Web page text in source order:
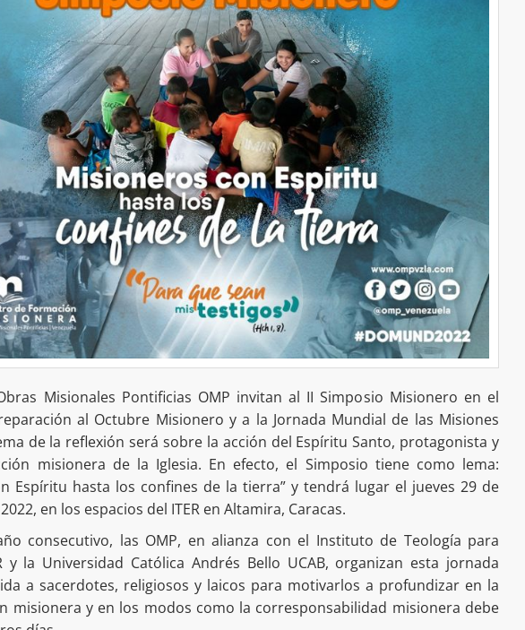
Misionales Pontificias OMP invitan al II Simposio Misionero en el
al Octubre Misionero y a la Jornada Mundial de las Misiones
de la reflexión será sobre la acción del Espíritu Santo, protagonista y
misionera de la Iglesia. En efecto, el Simposio tiene como lema:
Espíritu hasta los confines de la tierra” y tendrá lugar el jueves 29 de
en los espacios del ITER en Altamira, Caracas.
consecutivo, las OMP, en alianza con el Instituto de Teología para
y la Universidad Católica Andrés Bello UCAB, organizan esta jornada
a sacerdotes, religiosos y laicos para motivarlos a profundizar en la
misionera y en los modos como la corresponsabilidad misionera debe